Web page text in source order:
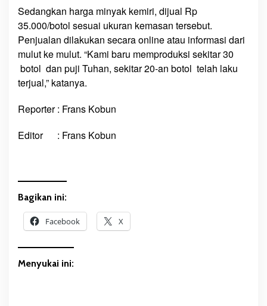
Sedangkan harga minyak kemiri, dijual Rp
35.000/botol sesuai ukuran kemasan tersebut.
Penjualan dilakukan secara online atau informasi dari
mulut ke mulut. “Kami baru memproduksi sekitar 30
botol dan puji Tuhan, sekitar 20-an botol telah laku
terjual,” katanya.
Reporter : Frans Kobun
Editor : Frans Kobun
Bagikan ini:
Facebook X
Menyukai ini: